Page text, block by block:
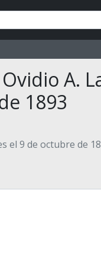
A.
1893
el 9 de octubre de